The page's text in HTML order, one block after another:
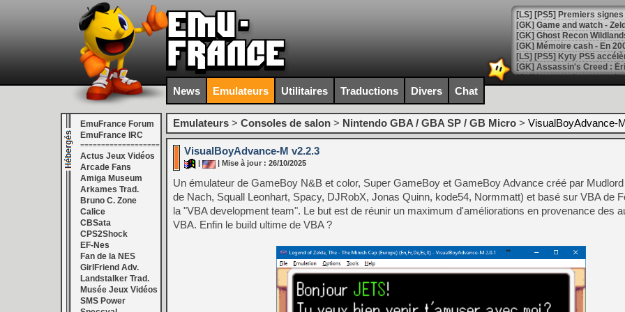
[Mo5] DOOM arrive en
[GK] Bethesda fête les 30
[GK] Roblox : l'action en
[GK] Agenda - GeForce
[LS] [PS5] ps5-y2jb-
[GK] Pourquoi Marvel
[GK] Test : Restory : Chill
[GK] GTA 6 : Rockstar
[GK] Hot Wheels Infinite
[GK] Mémoire cash -
[GK] Résultats Nintendo :
[GK] Déjà des
[Mo5] Brickboy cherche à
[GK] Minecraft et ses «
News Emulateurs Utilitaires Traductions Divers Chat
EmuFrance Forum
EmuFrance IRC
===================
Actus Jeux Vidéos
Arcade Fans
Amiga Museum
Arkames Trad.
Bruno C. Zone
Calice
CBSata
CPS2Shock
EF-Nes
Fan de la NES
GirlFriend Adv.
Landstalker Trad.
Musée Jeux Vidéos
SMS Power
Emulateurs > Consoles de salon > Nintendo GBA / GBA SP / GB Micro > VisualBoyAdvance-
VisualBoyAdvance-M v2.2.3
| Mise à jour : 26/10/2025
Un émulateur de GameBoy N&B et color, Super GameBoy et GameBoy Advance créé par
de Nach, Squall Leonhart, Spacy, DJRobX, Jonas Quinn, kode54, Normmatt) et basé sur VBA de
la "VBA development team". Le but est de réunir un maximum d'améliorations en provenance des
VBA. Enfin le build ultime de VBA ?